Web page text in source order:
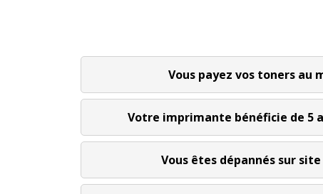
Vous payez vos toners au
Votre imprimante bénéficie de 5
Vous êtes dépannés sur